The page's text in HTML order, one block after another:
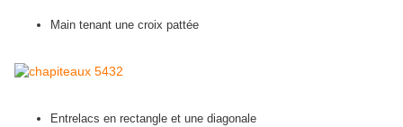
Main tenant une croix pattée
Entrelacs en rectangle et une diagonale